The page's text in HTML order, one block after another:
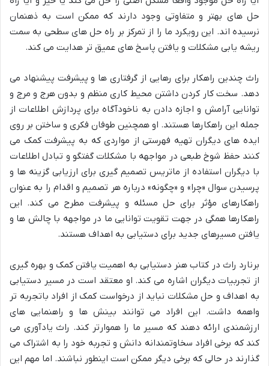
حل های بهتر و متفاوتی وجود دارند که ممکن است به ذهنمان
نرسیده اند. این رویکرد ما را از تمرکز بر راه حل های سطحی به سمت
ریشه یابی مشکلات و یافتن پاسخ های عمیق تر هدایت می کند.
راث چندین راهکار برای رهایی از گرفتاری ها و پیشرفت پیشنهاد می
دهد. سخت کار کردن داشتن محیط کاری منظم و بدون هرج و مرج و
توانایی آرامش و اجازه دادن به ناخودآگاه برای پردازش اطلاعات از
جمله این راهکارها هستند. او همچنین طوفان فکری و ساختن بر روی
ایده های دیگران تهیه فهرستی از مواردی که به پیشرفت کمک می
کنند حفظ شوخ طبعی در مواجهه با مشکلات گفتگو و تبادل اطلاعات
با دیگران استفاده از ماتریس تصمیم گیری برای ارزیابی گزینه ها و
پرسیدن سوال «چرا» و «چگونه» درباره هر تصمیم و اقدام را به عنوان
راهکارهای مؤثر برای حل مسئله و پیشرفت مطرح می کند. این
راهکارها همگی در جهت تقویت توانایی ما در مواجهه با چالش ها و
یافتن مسیرهای جدید برای دستیابی به اهداف هستند.
برنارد راث در کتاب هنر دستیابی به اهمیت یافتن کمک و بهره گیری
از تجربیات دیگران اشاره می کند. او معتقد است در مسیر دستیابی
به اهداف و حل مشکلات نباید از درخواست کمک از افراد باتجربه تر
واهمه داشت. این افراد می توانند بینش ها و راهنمایی های
ارزشمندی ارائه دهند که مسیر ما را هموارتر کند. راث یادآوری می
کند که برخی افراد سخاوتمندانه دانش و تجربه خود را به اشتراک می
گذارند در حالی که برخی دیگر ممکن است اینطور نباشند. اما مهم این